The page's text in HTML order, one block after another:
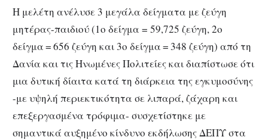
Η μελέτη ανέλυσε 3 μεγάλα δείγματα με ζεύγη
μητέρας-παιδιού (1ο δείγμα = 59,725 ζεύγη, 2ο
δείγμα = 656 ζεύγη και 3ο δείγμα = 348 ζεύγη) από τη
Δανία και τις Ηνωμένες Πολιτείες και διαπίστωσε ότι
μια δυτική δίαιτα κατά τη διάρκεια της εγκυμοσύνης
-με υψηλή περιεκτικότητα σε λιπαρά, ζάχαρη και
επεξεργασμένα τρόφιμα- συσχετίστηκε με
σημαντικά αυξημένο κίνδυνο εκδήλωσης ΔΕΠΥ στα